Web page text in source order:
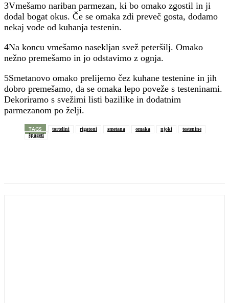
3Vmešamo nariban parmezan, ki bo omako zgostil in ji
dodal bogat okus. Če se omaka zdi preveč gosta, dodamo
nekaj vode od kuhanja testenin.
4Na koncu vmešamo nasekljan svež peteršilj. Omako
nežno premešamo in jo odstavimo z ognja.
5Smetanovo omako prelijemo čez kuhane testenine in jih
dobro premešamo, da se omaka lepo poveže s testeninami.
Dekoriramo s svežimi listi bazilike in dodatnim
parmezanom po želji.
TAGS tortelini rigatoni smetana omaka njoki
testenine
špageti